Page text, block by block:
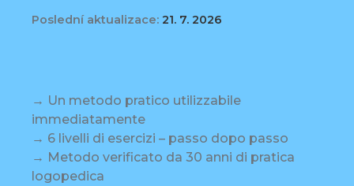
Poslední aktualizace: 21. 7. 2026
→ Un metodo pratico utilizzabile
immediatamente
→ 6 livelli di esercizi – passo dopo passo
→ Metodo verificato da 30 anni di pratica
logopedica